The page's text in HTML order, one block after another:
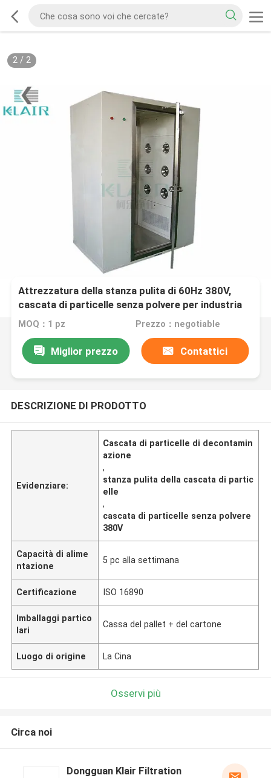
2/ 2
Attrezzatura della stanza pulita di 60Hz 380V,
cascata di particelle senza polvere per industria
del cemento
MOQ：1 pz Prezzo：negotiable
Miglior prezzo Contattici
DESCRIZIONE DI PRODOTTO
Evidenziare:
Cascata di particelle di decontamin
azione
,
stanza pulita della cascata di partic
elle
,
cascata di particelle senza polvere
380V
Capacità di alime
ntazione
5 pc alla settimana
Certificazione ISO 16890
Imballaggi partico
lari
Cassa del pallet + del cartone
Luogo di origine La Cina
Osservi più
Circa noi
Dongguan Klair Filtration